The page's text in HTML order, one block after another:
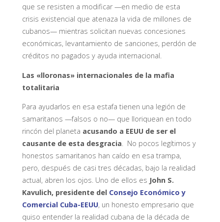
que se resisten a modificar —en medio de esta
crisis existencial que atenaza la vida de millones de
cubanos— mientras solicitan nuevas concesiones
económicas, levantamiento de sanciones, perdón de
créditos no pagados y ayuda internacional.
Las «lloronas» internacionales de la mafia
totalitaria
Para ayudarlos en esa estafa tienen una legión de
samaritanos —falsos o no— que lloriquean en todo
rincón del planeta acusando a EEUU de ser el
causante de esta desgracia. No pocos legítimos y
honestos samaritanos han caído en esa trampa,
pero, después de casi tres décadas, bajo la realidad
actual, abren los ojos. Uno de ellos es John S.
Kavulich, presidente del Consejo Económico y
Comercial Cuba-EEUU, un honesto empresario que
quiso entender la realidad cubana de la década de